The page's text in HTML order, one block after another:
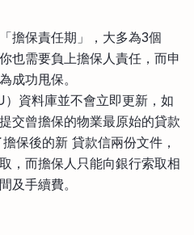
擔保責任期」，大多為3個
也需要負上擔保人責任，而申
成功甩保。
資料庫並不會立即更新，如
交曾擔保的物業最原始的貸款
保後的新 貸款信兩份文件，
，而擔保人只能向銀行索取相
及手續費。